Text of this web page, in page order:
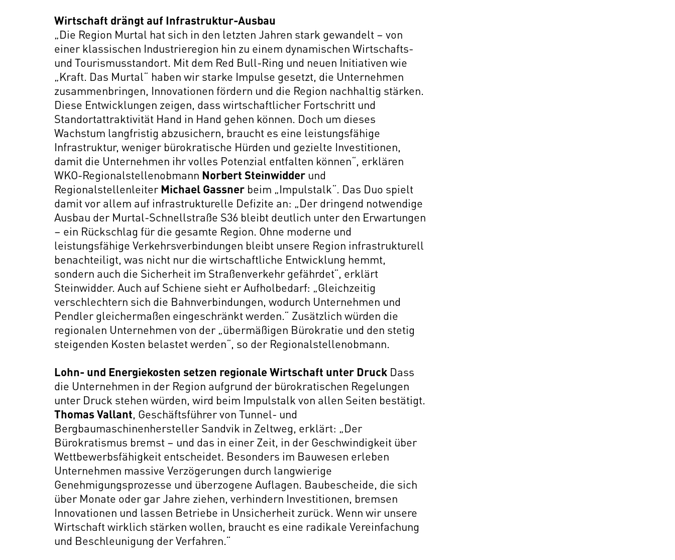
Wirtschaft drängt auf Infrastruktur-Ausbau
„Die Region Murtal hat sich in den letzten Jahren stark gewandelt – von
einer klassischen Industrieregion hin zu einem dynamischen Wirtschafts-
und Tourismusstandort. Mit dem Red Bull-Ring und neuen Initiativen wie
„Kraft. Das Murtal“ haben wir starke Impulse gesetzt, die Unternehmen
zusammenbringen, Innovationen fördern und die Region nachhaltig stärken.
Diese Entwicklungen zeigen, dass wirtschaftlicher Fortschritt und
Standortattraktivität Hand in Hand gehen können. Doch um dieses
Wachstum langfristig abzusichern, braucht es eine leistungsfähige
Infrastruktur, weniger bürokratische Hürden und gezielte Investitionen,
damit die Unternehmen ihr volles Potenzial entfalten können“, erklären
WKO-Regionalstellenobmann Norbert Steinwidderund
RegionalstellenleiterMichael Gassner beim „Impulstalk“. Das Duo spielt
damit vor allem auf infrastrukturelle Defizite an: „Der dringend notwendige
Ausbau der Murtal-Schnellstraße S36 bleibt deutlich unter den Erwartungen
– ein Rückschlag für die gesamte Region. Ohne moderne und
leistungsfähige Verkehrsverbindungen bleibt unsere Region infrastrukturell
benachteiligt, was nicht nur die wirtschaftliche Entwicklung hemmt,
sondern auch die Sicherheit im Straßenverkehr gefährdet“, erklärt
Steinwidder. Auch auf Schiene sieht er Aufholbedarf: „Gleichzeitig
verschlechtern sich die Bahnverbindungen, wodurch Unternehmen und
Pendler gleichermaßen eingeschränkt werden.“ Zusätzlich würden die
regionalen Unternehmen von der „übermäßigen Bürokratie und den stetig
steigenden Kosten belastet werden“, so der Regionalstellenobmann.
Lohn- und Energiekosten setzen regionale Wirtschaft unter Druck Dass
die Unternehmen in der Region aufgrund der bürokratischen Regelungen
unter Druck stehen würden, wird beim Impulstalk von allen Seiten bestätigt.
Thomas Vallant, Geschäftsführer von Tunnel- und
Bergbaumaschinenhersteller Sandvik in Zeltweg, erklärt: „Der
Bürokratismus bremst – und das in einer Zeit, in der Geschwindigkeit über
Wettbewerbsfähigkeit entscheidet. Besonders im Bauwesen erleben
Unternehmen massive Verzögerungen durch langwierige
Genehmigungsprozesse und überzogene Auflagen. Baubescheide, die sich
über Monate oder gar Jahre ziehen, verhindern Investitionen, bremsen
Innovationen und lassen Betriebe in Unsicherheit zurück. Wenn wir unsere
Wirtschaft wirklich stärken wollen, braucht es eine radikale Vereinfachung
und Beschleunigung der Verfahren.“